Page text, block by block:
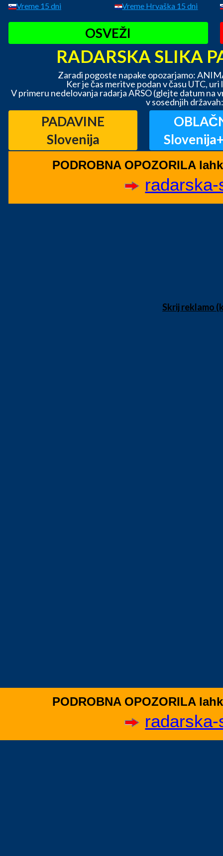
Vreme 15 dni Vreme Hrvaška 15 dni
OSVEŽI
RADARSKA SLIKA
Zaradi pogoste napake opozarjamo:
Ker je čas meritve podan v času UTC,
V primeru nedelovanja radarja ARSO (glejte datum na
v sosednjih
PADAVINE
Slovenija
PODROBNA OPOZORILA
Skrij reklamo
PODROBNA OPOZORILA